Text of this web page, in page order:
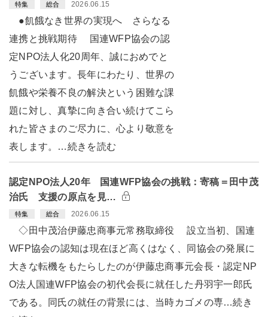
特集 総合 2026.06.15
●飢餓なき世界の実現へ さらなる
連携と挑戦期待 国連WFP協会の認
定NPO法人化20周年、誠におめでと
うございます。長年にわたり、世界の
飢餓や栄養不良の解決という困難な課
題に対し、真摯に向き合い続けてこら
れた皆さまのご尽力に、心より敬意を
表します。…続きを読む
認定NPO法人20年 国連WFP協会の挑戦：寄稿＝田中茂
治氏 支援の原点を見…
特集 総合 2026.06.15
◇田中茂治伊藤忠商事元常務取締役 設立当初、国連
WFP協会の認知は現在ほど高くはなく、同協会の発展に
大きな転機をもたらしたのが伊藤忠商事元会長・認定NP
O法人国連WFP協会の初代会長に就任した丹羽宇一郎氏
である。同氏の就任の背景には、当時カゴメの専…続き